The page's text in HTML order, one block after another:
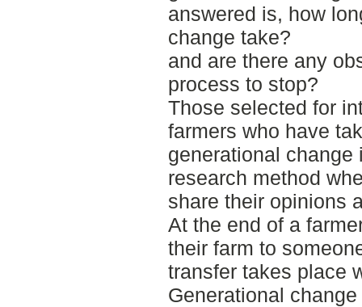
answered is, how
change take?
and are there any
process to stop?
Those selected for
farmers who have
generational
research method
share their opinions
At the end of a
their farm to
transfer takes place
Generational